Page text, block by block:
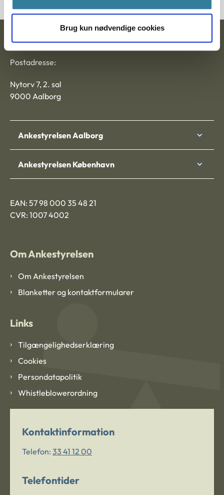
Brug kun nødvendige cookies
Ankestyrelsen
Postadresse:
Nytorv 7, 2. sal
9000 Aalborg
Ankestyrelsen Aalborg
Ankestyrelsen København
EAN: 57 98 000 35 48 21
CVR: 1007 4002
Om Ankestyrelsen
Om Ankestyrelsen
Blanketter og kontaktformularer
Links
Tilgængelighedserklæring
Cookies
Persondatapolitik
Whistleblowerordning
Kontaktinformation
Telefon: 33 41 12 00
Telefontider